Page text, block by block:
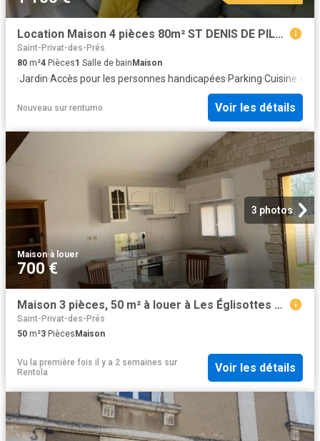
Location Maison 4 pièces 80m² ST DENIS DE PILE 33910
Saint-Privat-des-Prés
80 m²4 Pièces1 Salle de bainMaison
·Jardin·Accès pour les personnes handicapées·Parking·Cuisine
Nouveau sur rentumo Voir les détails
3 photos
Maison·à louer
700 €
Maison 3 pièces, 50 m² à louer à Les Églisottes et Chalaures 33230
Saint-Privat-des-Prés
50 m²3 Pièces Maison
Vu la première fois il y a 2 semaines sur
Rentola
Voir les détails